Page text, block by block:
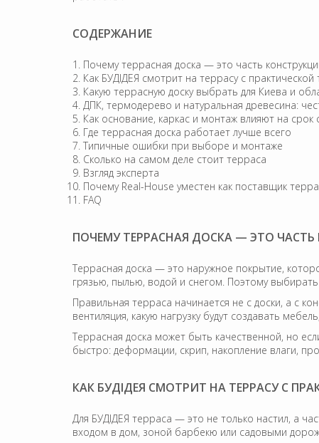
СОДЕРЖАНИЕ
Почему террасная доска — это часть
Как БУДІДЕЯ смотрит на террасу с практической
Какую террасную доску выбрать для Киева и
ДПК, термодерево и натуральная древесина:
Как основание, каркас и монтаж влияют на срок
Где террасная доска работает лучше всего
Типичные ошибки при выборе и монтаже
Сколько на самом деле стоит терраса
Взгляд эксперта
Почему Real-House уместен как поставщик
FAQ
ПОЧЕМУ ТЕРРАСНАЯ ДОСКА — ЭТО
Террасная доска — это наружное покрытие,
грязью, пылью, водой и снегом. Поэтому
Правильная терраса начинается не с доски, а с
вентиляция, какую нагрузку будут создавать
Террасная доска может быть качественной, но
быстро: деформации, скрип, накопление влаги,
КАК БУДІДЕЯ СМОТРИТ НА ТЕРРАСУ С
Для БУДІДЕЯ терраса — это не только настил, а
входом в дом, зоной барбекю или садовыми